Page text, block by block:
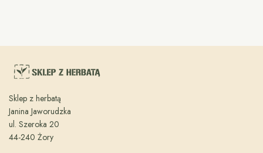
Sklep z herbatą
Janina Jaworudzka
ul. Szeroka 20
44-240 Żory